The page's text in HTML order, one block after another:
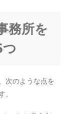
務所を
次のような点を